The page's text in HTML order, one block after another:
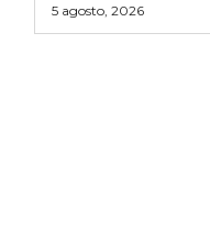
5 agosto, 2026